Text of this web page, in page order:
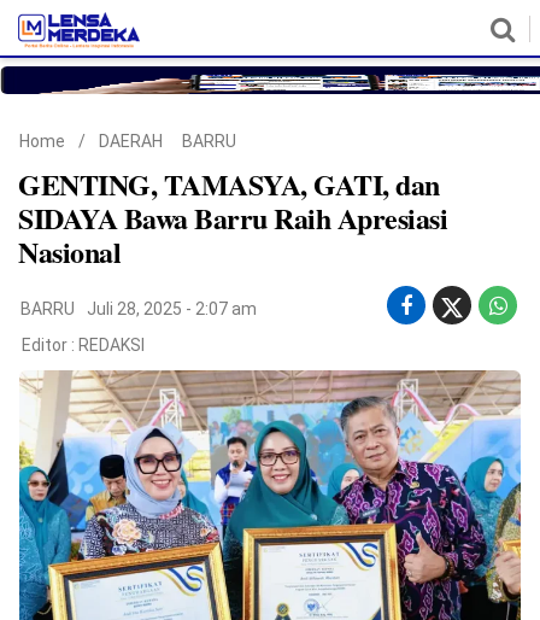
Copyright
2026
Lensa
Merdeka
Home / DAERAH BARRU
GENTING, TAMASYA, GATI, dan
SIDAYA Bawa Barru Raih Apresiasi
Nasional
BARRU
Juli 28, 2025 - 2:07 am
Editor : REDAKSI